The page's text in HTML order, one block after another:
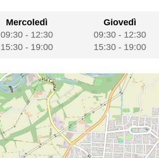
Mercoledì
09:30 - 12:30
15:30 - 19:00
Giovedì
09:30- 12:30
15:30- 19:00